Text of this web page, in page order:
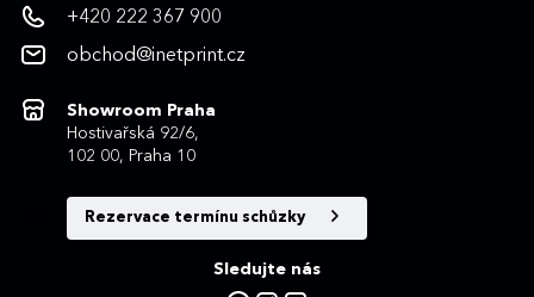
+420 222 367 900
obchod@inetprint.cz
Showroom Praha
Hostivařská 92/6,
102 00, Praha 10
Rezervace termínu schůzky
Sledujte nás